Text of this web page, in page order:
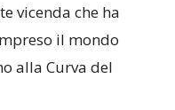
vicenda che ha
il mondo
alla Curva del